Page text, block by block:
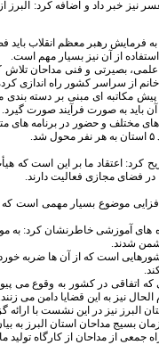
نیز خبر داد و اضافه کرد:
به فرمایش رهبر معظم انقلاب
استفاده از آن نیز بسیار مهم است.
علمی، بصیرتی و فنی مداحان
از سراسر کشور راه اندازی
مکاتبه ای مبنی بر دسته
باید به صورت فرآیند صورت گیرد.
مختلف و حضور در برنامه های
کرد: اعتقاد ما بر این است که
در فضای مجازی فعالیت دارند.
موضوع بسیار مهمی است که در
های آموزشی خاطرنشان کرد:
شدند.
است که از آن ها ضربه
اتفاقی در کشور به وقوع می
نیز به این قضایا دامن می زنند.
نیز در این نشست با ارائه
بسیج مداحان استان البرز به
جمعی از مداحان از کارگاه تولید